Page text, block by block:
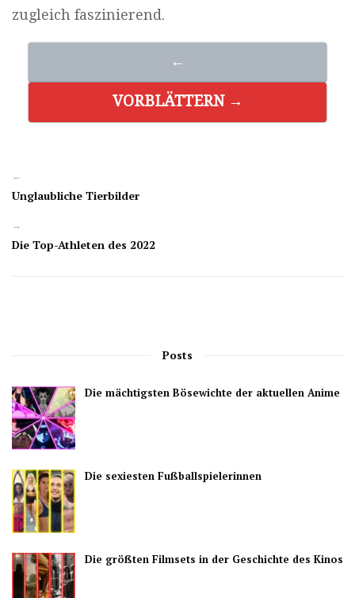
zugleich faszinierend.
←
VORBLÄTTERN →
←
Unglaubliche Tierbilder
→
Die Top-Athleten des 2022
Posts
Die mächtigsten Bösewichte der aktuellen Anime
Die sexiesten Fußballspielerinnen
Die größten Filmsets in der Geschichte des Kinos